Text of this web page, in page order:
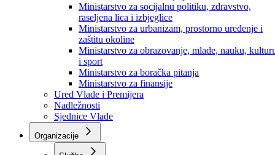
Ministarstvo za privredu
Ministarstvo za pravosuđe, upravu i radne odnose
Ministarstvo za unutrašnje poslove
Ministarstvo za socijalnu politiku, zdravstvo,
raseljena lica i izbjeglice
Ministarstvo za urbanizam, prostorno uređenje i
zaštitu okoline
Ministarstvo za obrazovanje, mlade, nauku,
i sport
Ministarstvo za boračka pitanja
Ministarstvo za finansije
Ured Vlade i Premijera
Nadležnosti
Sjednice Vlade